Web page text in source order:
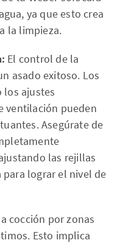
ya que esto crea
la limpieza.
El control de la
asado exitoso. Los
los ajustes
ventilación pueden
Asegúrate de
las rejillas
lograr el nivel de
cocción por zonas
Esto implica